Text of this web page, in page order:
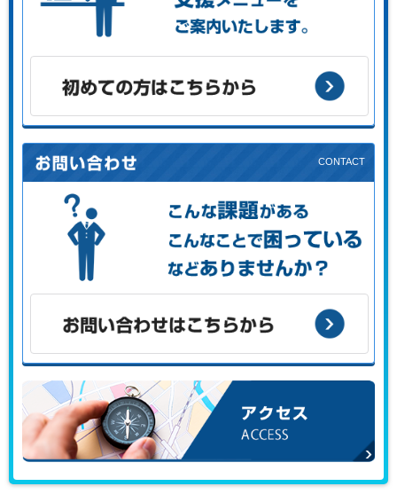
お客様の目的に応じた支援メニューをご案内します。
初めての方はこちらから
こんな課題がある、こんなことで困っている、などありませ
お問い合わせはこちらから